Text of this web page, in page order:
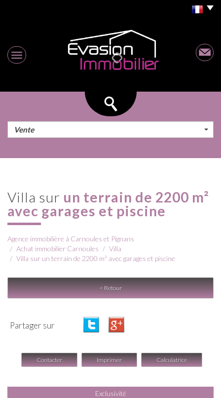
Vente
villa sur un terrain de 2200 m²
avec garages et piscine
Agence immobilière à Carnoules et Pignans
Achat immobilier Carnoules
Villa
Villa sur un terrain de 2200 m² avec garages et piscine
< Retour
Partager sur
Contacter Imprimer Calculatrice
Exclusivité